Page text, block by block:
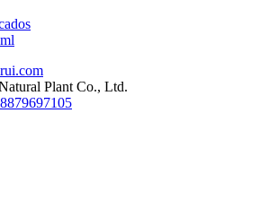
Plant Co., Ltd.